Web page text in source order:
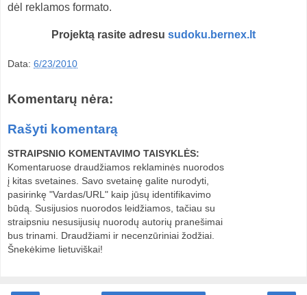
dėl reklamos formato.
Projektą rasite adresu sudoku.bernex.lt
Data: 6/23/2010
Komentarų nėra:
Rašyti komentarą
STRAIPSNIO KOMENTAVIMO TAISYKLĖS:
Komentaruose draudžiamos reklaminės nuorodos
į kitas svetaines. Savo svetainę galite nurodyti,
pasirinkę "Vardas/URL" kaip jūsų identifikavimo
būdą. Susijusios nuorodos leidžiamos, tačiau su
straipsniu nesusijusių nuorodų autorių pranešimai
bus trinami. Draudžiami ir necenzūriniai žodžiai.
Šnekėkime lietuviškai!